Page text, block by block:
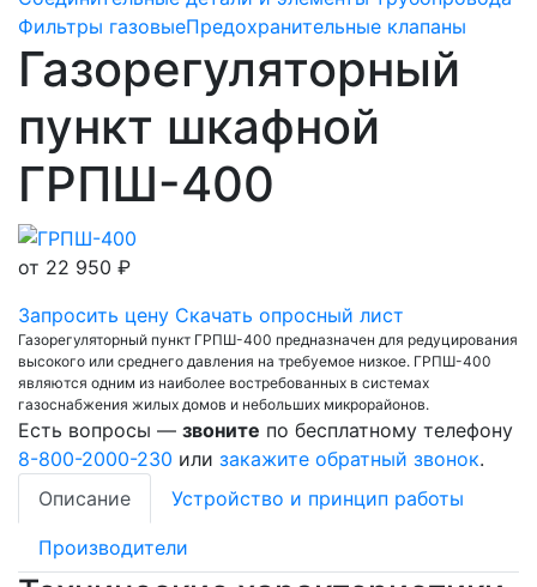
Фильтры газовыеПредохранительные клапаны
Газорегуляторный
пункт шкафной
ГРПШ-400
от 22 950 ₽
Запросить цену Скачать опросный лист
Газорегуляторный пункт ГРПШ-400 предназначен для редуцирования
высокого или среднего давления на требуемое низкое. ГРПШ-400
являются одним из наиболее востребованных в системах
газоснабжения жилых домов и небольших микрорайонов.
Есть вопросы — звоните по бесплатному телефону
8-800-2000-230 или закажите обратный звонок.
Описание
Устройство и принцип работы
Производители